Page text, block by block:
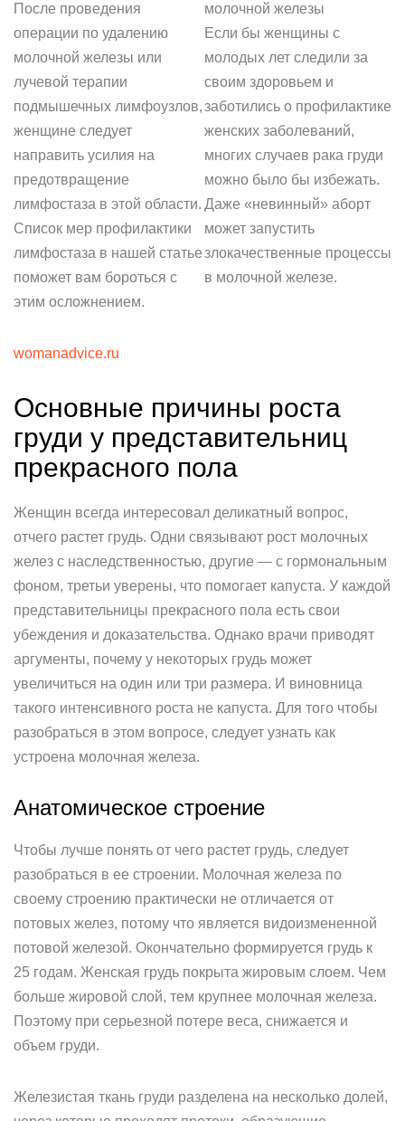
После проведения
операции по удалению
молочной железы или
лучевой терапии
подмышечных лимфоузлов,
женщине следует
направить усилия на
предотвращение
лимфостаза в этой области.
Список мер профилактики
лимфостаза в нашей статье
поможет вам бороться с
этим осложнением.
молочной железы
Если бы женщины с
молодых лет следили за
своим здоровьем и
заботились о профилактике
женских заболеваний,
многих случаев рака груди
можно было бы избежать.
Даже «невинный» аборт
может запустить
злокачественные процессы
в молочной железе.
womanadvice.ru
Основные причины роста
груди у представительниц
прекрасного пола
Женщин всегда интересовал деликатный вопрос,
отчего растет грудь. Одни связывают рост молочных
желез с наследственностью, другие — с гормональным
фоном, третьи уверены, что помогает капуста. У каждой
представительницы прекрасного пола есть свои
убеждения и доказательства. Однако врачи приводят
аргументы, почему у некоторых грудь может
увеличиться на один или три размера. И виновница
такого интенсивного роста не капуста. Для того чтобы
разобраться в этом вопросе, следует узнать как
устроена молочная железа.
Анатомическое строение
Чтобы лучше понять от чего растет грудь, следует
разобраться в ее строении. Молочная железа по
своему строению практически не отличается от
потовых желез, потому что является видоизмененной
потовой железой. Окончательно формируется грудь к
25 годам. Женская грудь покрыта жировым слоем. Чем
больше жировой слой, тем крупнее молочная железа.
Поэтому при серьезной потере веса, снижается и
объем груди.
Железистая ткань груди разделена на несколько долей,